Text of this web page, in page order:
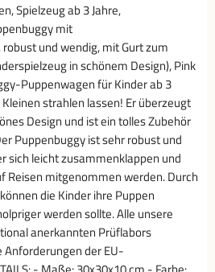
Spielzeug ab 3 Jahre,
mit
und wendig, mit Gurt zum
in schönem Design), Pink
Puppenwagen für Kinder ab 3
strahlen lassen! Er überzeugt
Design und ist ein tolles Zubehör
Puppenbuggy ist sehr robust und
sich leicht zusammenklappen und
Reisen mitgenommen werden. Durch
die Kinder ihre Puppen
werden sollte. Alle unsere
anerkannten Prüflabors
der EU-